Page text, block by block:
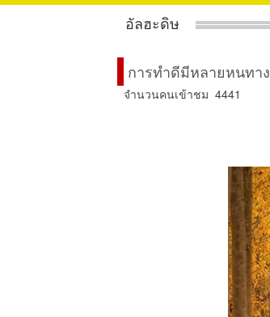
อัลฮะดิษ
การทำดีมีหลายหนทาง
จำนวนคนเข้าชม 4441